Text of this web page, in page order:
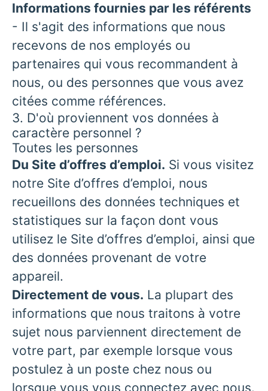
Informations fournies par les référents
- Il s'agit des informations que nous
recevons de nos employés ou
partenaires qui vous recommandent à
nous, ou des personnes que vous avez
citées comme références.
3. D'où proviennent vos données à
caractère personnel ?
Toutes les personnes
Du Site d’offres d’emploi. Si vous visitez
notre Site d’offres d’emploi, nous
recueillons des données techniques et
statistiques sur la façon dont vous
utilisez le Site d’offres d’emploi, ainsi que
des données provenant de votre
appareil.
Directement de vous. La plupart des
informations que nous traitons à votre
sujet nous parviennent directement de
votre part, par exemple lorsque vous
postulez à un poste chez nous ou
lorsque vous vous connectez avec nous.